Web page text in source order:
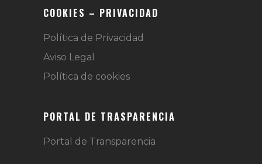
COOKIES – PRIVACIDAD
Política de Privacidad
Aviso Legal
Política de cookies
PORTAL DE TRASPARENCIA
Portal de Transparencia